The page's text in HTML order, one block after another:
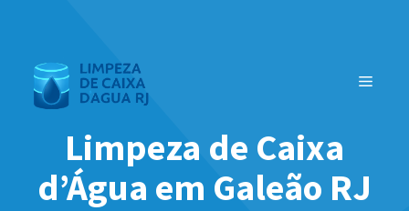
conteúdo
MENU
Limpeza de Caixa
d’Água em Galeão RJ